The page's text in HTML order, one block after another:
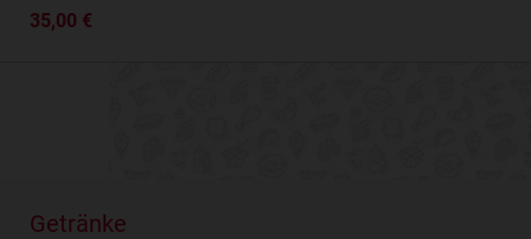
35,00 €
Getränke